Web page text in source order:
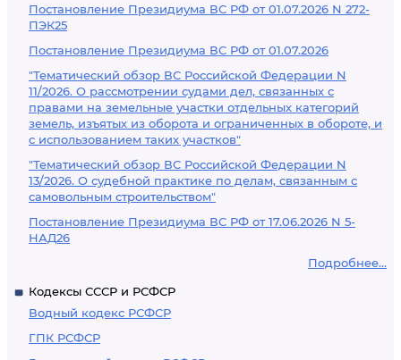
Постановление Президиума ВС РФ от 01.07.2026 N 272-
ПЭК25
Постановление Президиума ВС РФ от 01.07.2026
"Тематический обзор ВС Российской Федерации N
11/2026. О рассмотрении судами дел, связанных с
правами на земельные участки отдельных категорий
земель, изъятых из оборота и ограниченных в обороте, и
с использованием таких участков"
"Тематический обзор ВС Российской Федерации N
13/2026. О судебной практике по делам, связанным с
самовольным строительством"
Постановление Президиума ВС РФ от 17.06.2026 N 5-
НАД26
Подробнее...
Кодексы СССР и РСФСР
Водный кодекс РСФСР
ГПК РСФСР